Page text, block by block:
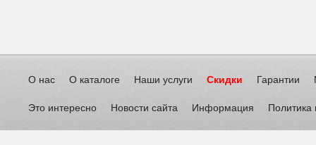
О нас О каталоге Наши услуги Скидки Гарантии
Это интересно Новости сайта Информация Политика